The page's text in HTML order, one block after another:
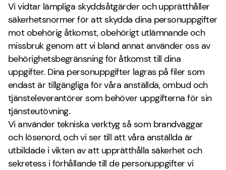
Vi vidtar lämpliga skyddsåtgärder och upprätthåller
säkerhetsnormer för att skydda dina personuppgifter
mot obehörig åtkomst, obehörigt utlämnande och
missbruk genom att vi bland annat använder oss av
behörighetsbegränsning för åtkomst till dina
uppgifter. Dina personuppgifter lagras på filer som
endast är tillgängliga för våra anställda, ombud och
tjänsteleverantörer som behöver uppgifterna för sin
tjänsteutövning.
Vi använder tekniska verktyg så som brandväggar
och lösenord, och vi ser till att våra anställda är
utbildade i vikten av att upprätthålla säkerhet och
sekretess i förhållande till de personuppgifter vi